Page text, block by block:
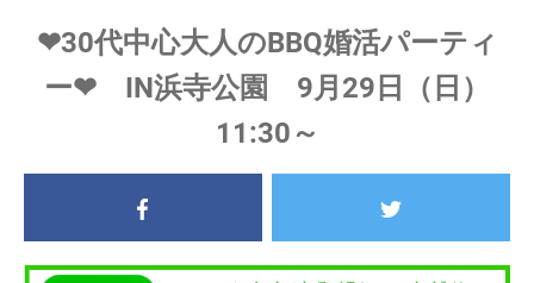
❤30代中心大人のBBQ婚活パーティ
ー❤ IN浜寺公園 9月29日（日）
11:30～